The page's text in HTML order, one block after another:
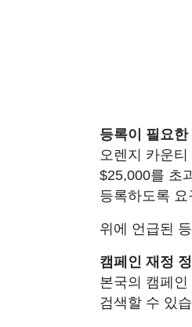
등록이 필요
오렌지 카운
$25,000를 초
등록하도록 요
위에 언급된
캠페인 재정
본국의 캠페
검색할 수 있